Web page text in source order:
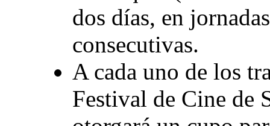
dos días, en
consecutivas.
A cada uno de los
Festival de Cine de